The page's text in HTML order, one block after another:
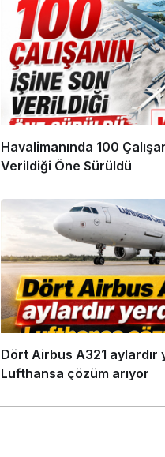
Havalimanında 100
Verildiği Öne Sürüldü
Dört Airbus A321 aylardır
Lufthansa çözüm arıyor